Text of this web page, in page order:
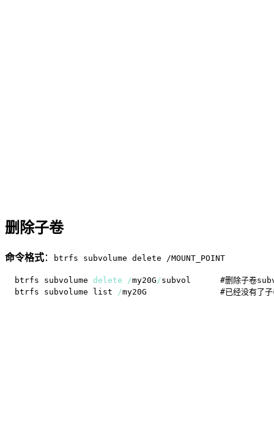
删除子卷
命令格式： btrfs subvolume delete /MOUNT_POINT
btrfs subvolume delete /my20G /
btrfs subvolume list
/